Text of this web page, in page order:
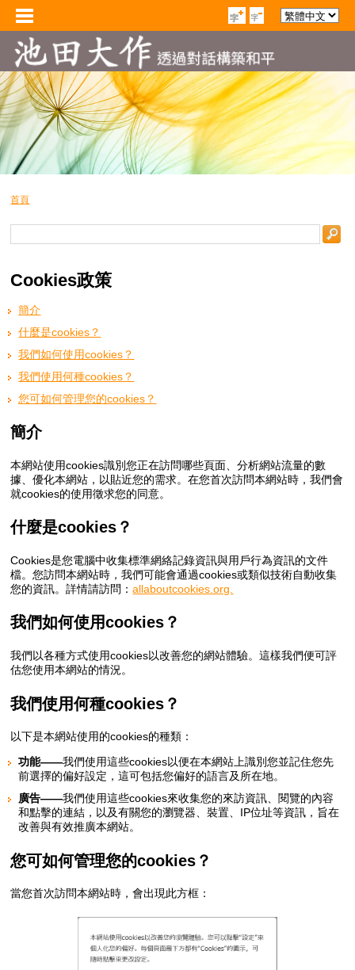
首頁
Cookies政策
簡介
什麼是cookies？
我們如何使用cookies？
我們使用何種cookies？
您可如何管理您的cookies？
簡介
本網站使用cookies識別您正在訪問哪些頁面、分析網站流量的數
據、優化本網站，以貼近您的需求。在您首次訪問本網站時，我們會
就cookies的使用徵求您的同意。
什麼是cookies？
Cookies是您電腦中收集標準網絡記錄資訊與用戶行為資訊的文件
檔。您訪問本網站時，我們可能會通過cookies或類似技術自動收集
您的資訊。詳情請訪問：allaboutcookies.org.
我們如何使用cookies？
我們以各種方式使用cookies以改善您的網站體驗。這樣我們便可評
估您使用本網站的情況。
我們使用何種cookies？
以下是本網站使用的cookies的種類：
功能——我們使用這些cookies以便在本網站上識別您並記住您先
前選擇的偏好設定，這可包括您偏好的語言及所在地。
廣告——我們使用這些cookies來收集您的來訪資訊、閱覽的內容
和點擊的連結，以及有關您的瀏覽器、裝置、IP位址等資訊，旨在
改善與有效推廣本網站。
您可如何管理您的cookies？
當您首次訪問本網站時，會出現此方框：